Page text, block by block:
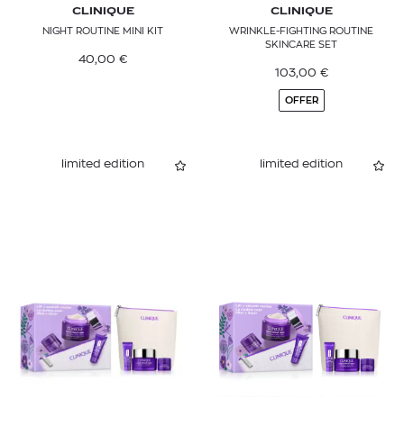
CLINIQUE
NIGHT ROUTINE MINI KIT
40,00 €
CLINIQUE
WRINKLE-FIGHTING ROUTINE
SKINCARE SET
103,00 €
OFFER
limited edition limited edition